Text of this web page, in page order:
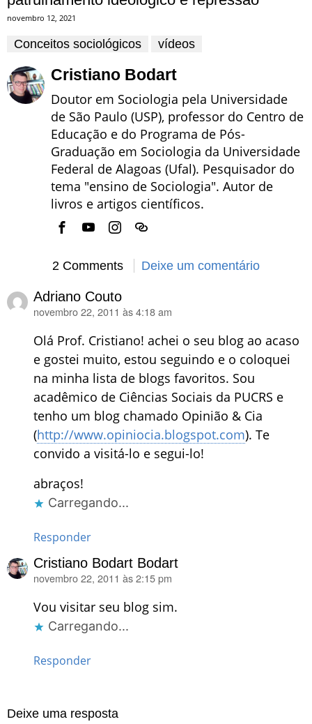
novembro 12, 2021
Conceitos sociológicos vídeos
Cristiano Bodart
Doutor em Sociologia pela Universidade
de São Paulo (USP), professor do Centro de
Educação e do Programa de Pós-
Graduação em Sociologia da Universidade
Federal de Alagoas (Ufal). Pesquisador do
tema "ensino de Sociologia". Autor de
livros e artigos científicos.
2 Comments Deixe um comentário
Adriano Couto
disse:
novembro 22, 2011 às 4:18 am
Olá Prof. Cristiano! achei o seu blog ao acaso
e gostei muito, estou seguindo e o coloquei
na minha lista de blogs favoritos. Sou
acadêmico de Ciências Sociais da PUCRS e
tenho um blog chamado Opinião & Cia
(http://www.opiniocia.blogspot.com). Te
convido a visitá-lo e segui-lo!
abraços!
Carregando...
Responder
Cristiano Bodart Bodart
disse:
novembro 22, 2011 às 2:15 pm
Vou visitar seu blog sim.
Carregando...
Responder
Deixe uma resposta